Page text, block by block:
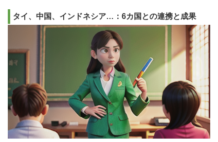
タイ、中国、インドネシア…：6カ国との連携と成果